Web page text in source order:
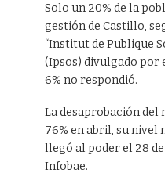
Solo un 20% de la
gestión de Castillo,
“Institut de Publique
(Ipsos) divulgado por
6% no respondió.
La desaprobación
76% en abril, su nivel
llegó al poder el 28
Infobae.